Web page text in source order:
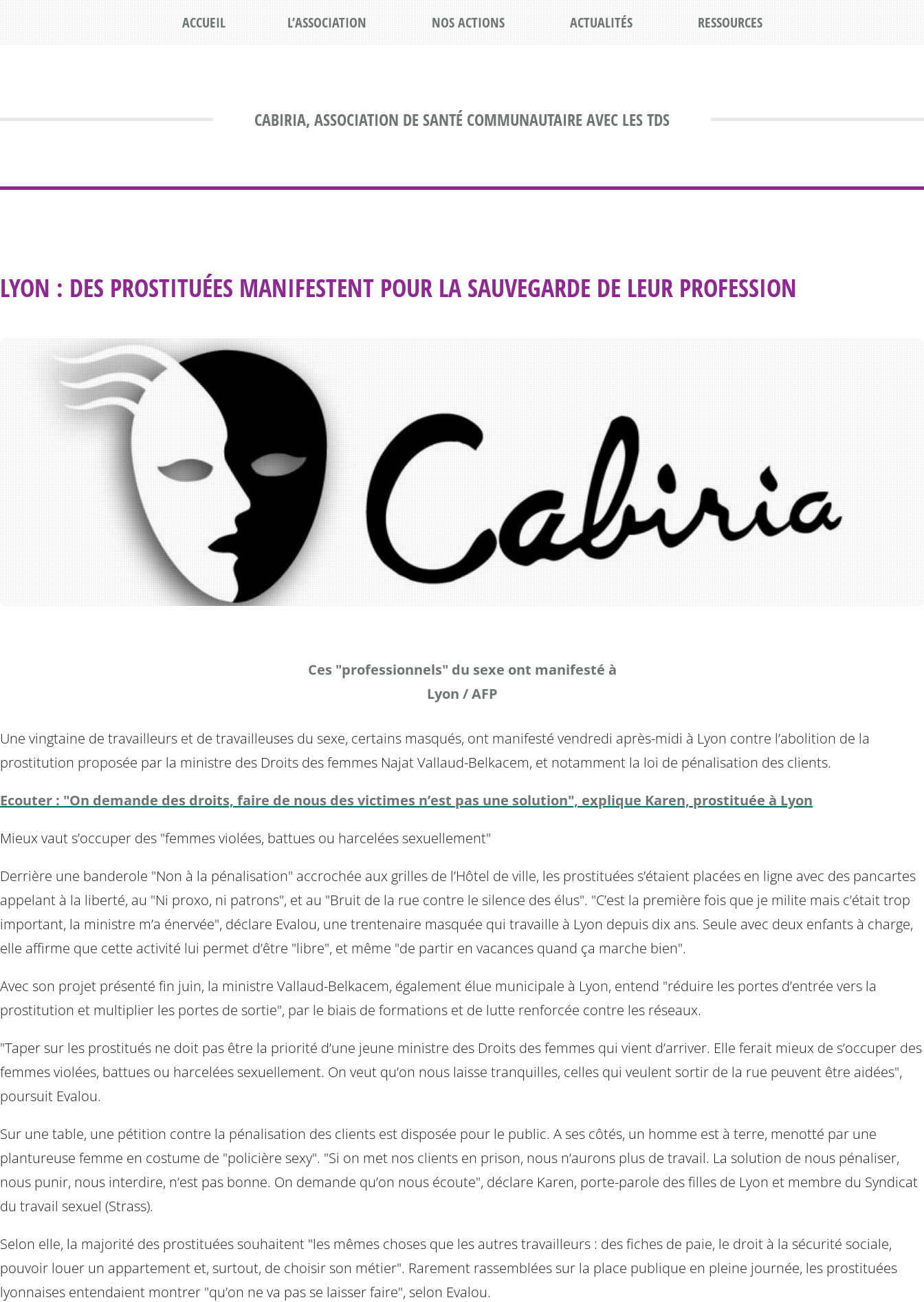
CABIRIA, ASSOCIATION DE SANTÉ COMMUNAUTAIRE AVEC LES TDS
ACCUEIL L’ASSOCIATION NOS ACTIONS ACTUALITÉS RESSOURCES
LYON : DES PROSTITUÉES MANIFESTENT POUR LA SAUVEGARDE DE LEUR PROFESSION
Ces "professionnels" du sexe ont manifesté à
Lyon / AFP
Une vingtaine de travailleurs et de travailleuses du sexe, certains masqués, ont manifesté vendredi après-midi à Lyon contre l’abolition de la
prostitution proposée par la ministre des Droits des femmes Najat Vallaud-Belkacem, et notamment la loi de pénalisation des clients.
Ecouter : "On demande des droits, faire de nous des victimes n’est pas une solution", explique Karen, prostituée à Lyon
Mieux vaut s’occuper des "femmes violées, battues ou harcelées sexuellement"
Derrière une banderole "Non à la pénalisation" accrochée aux grilles de l’Hôtel de ville, les prostituées s’étaient placées en ligne avec des pancartes
appelant à la liberté, au "Ni proxo, ni patrons", et au "Bruit de la rue contre le silence des élus". "C’est la première fois que je milite mais c’était trop
important, la ministre m’a énervée", déclare Evalou, une trentenaire masquée qui travaille à Lyon depuis dix ans. Seule avec deux enfants à charge,
elle affirme que cette activité lui permet d’être "libre", et même "de partir en vacances quand ça marche bien".
Avec son projet présenté fin juin, la ministre Vallaud-Belkacem, également élue municipale à Lyon, entend "réduire les portes d’entrée vers la
prostitution et multiplier les portes de sortie", par le biais de formations et de lutte renforcée contre les réseaux.
"Taper sur les prostitués ne doit pas être la priorité d’une jeune ministre des Droits des femmes qui vient d’arriver. Elle ferait mieux de s’occuper des
femmes violées, battues ou harcelées sexuellement. On veut qu’on nous laisse tranquilles, celles qui veulent sortir de la rue peuvent être aidées",
poursuit Evalou.
Sur une table, une pétition contre la pénalisation des clients est disposée pour le public. A ses côtés, un homme est à terre, menotté par une
plantureuse femme en costume de "policière sexy". "Si on met nos clients en prison, nous n’aurons plus de travail. La solution de nous pénaliser,
nous punir, nous interdire, n’est pas bonne. On demande qu’on nous écoute", déclare Karen, porte-parole des filles de Lyon et membre du Syndicat
du travail sexuel (Strass).
Selon elle, la majorité des prostituées souhaitent "les mêmes choses que les autres travailleurs : des fiches de paie, le droit à la sécurité sociale,
pouvoir louer un appartement et, surtout, de choisir son métier". Rarement rassemblées sur la place publique en pleine journée, les prostituées
lyonnaises entendaient montrer "qu’on ne va pas se laisser faire", selon Evalou.